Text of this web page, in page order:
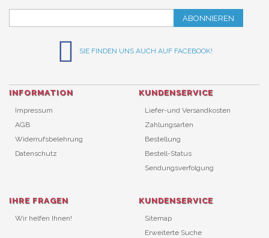
ABONNIEREN
SIE FINDEN UNS AUCH AUF FACEBOOK!
INFORMATION
Impressum
AGB
Widerrufsbelehrung
Datenschutz
KUNDENSERVICE
Liefer-und Versandkosten
Zahlungsarten
Bestellung
Bestell-Status
Sendungsverfolgung
IHRE FRAGEN
Wir helfen Ihnen!
KUNDENSERVICE
Sitemap
Erweiterte Suche